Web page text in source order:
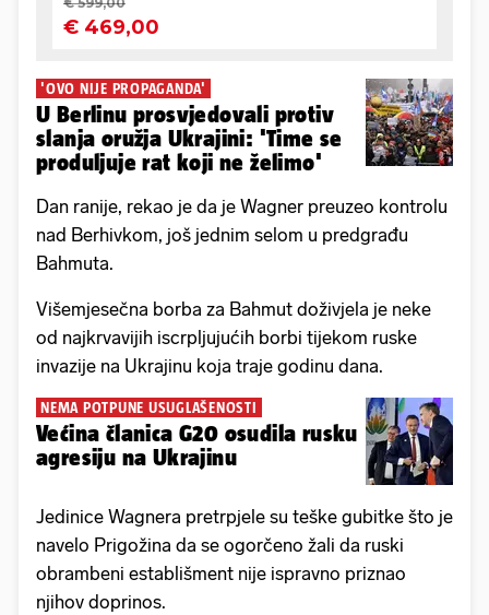
'OVO NIJE PROPAGANDA'
U Berlinu prosvjedovali protiv
slanja oružja Ukrajini: 'Time se
produljuje rat koji ne želimo'
Dan ranije, rekao je da je Wagner preuzeo kontrolu
nad Berhivkom, još jednim selom u predgrađu
Bahmuta.
Višemjesečna borba za Bahmut doživjela je neke
od najkrvavijih iscrpljujućih borbi tijekom ruske
invazije na Ukrajinu koja traje godinu dana.
NEMA POTPUNE USUGLAŠENOSTI
Većina članica G20 osudila rusku
agresiju na Ukrajinu
Jedinice Wagnera pretrpjele su teške gubitke što je
navelo Prigožina da se ogorčeno žali da ruski
obrambeni establišment nije ispravno priznao
njihov doprinos.